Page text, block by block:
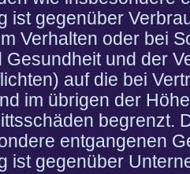
ist gegenüber
Verhalten oder bei
Gesundheit und der
auf die bei
im übrigen der
begrenzt.
entgangenen
ist gegenüber